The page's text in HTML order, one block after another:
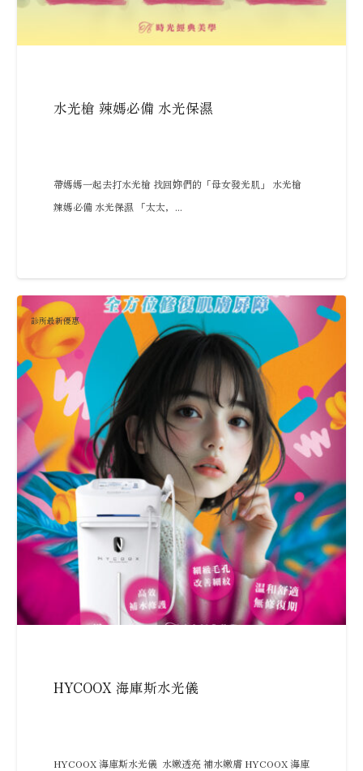
水光槍 辣媽必備 水光保濕
帶媽媽一起去打水光槍 找回妳們的「母女發光肌」 水光槍
辣媽必備 水光保濕 「太太，...
診所最新優惠
HYCOOX 海庫斯水光儀
HYCOOX 海庫斯水光儀 水嫩透亮 補水嫩膚 HYCOOX 海庫